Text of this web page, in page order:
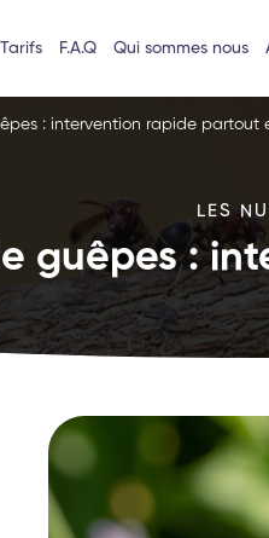
Tarifs F.A.Q Qui sommes nous
: intervention rapide partout
LES
guêpes :